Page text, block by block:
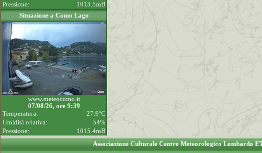
Pressione:
1013.5mB
Situazione a Como Lago
www.meteocomo.it
07/08/26, ore 9:39
Temperatura:
27.9°C
Umidità relativa:
54%
Pressione:
1015.4mB
Associazione Culturale Centro Meteorologico Lombardo